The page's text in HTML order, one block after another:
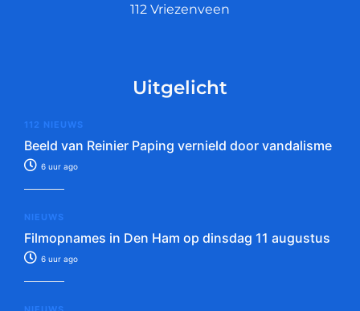
112 Vriezenveen
Uitgelicht
112 NIEUWS
Beeld van Reinier Paping vernield door vandalisme
6 uur ago
NIEUWS
Filmopnames in Den Ham op dinsdag 11 augustus
6 uur ago